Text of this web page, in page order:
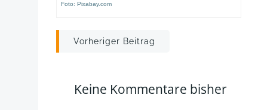
Foto: Pixabay.com
Post
Vorheriger Beitrag
Keine Kommentare bisher